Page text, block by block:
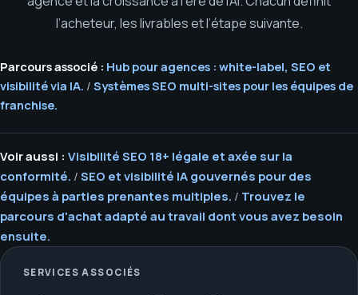
l’acheteur, les livrables et l’étape suivante.
Parcours associé : Hub pour agences : white-label, SEO et
visibilité via IA. / Systèmes SEO multi-sites pour les équipes de
franchise.
Voir aussi : Visibilité SEO 18+ légale et axée sur la
conformité. / SEO et visibilité IA gouvernés pour des
équipes à parties prenantes multiples. / Trouvez le
parcours d'achat adapté au travail dont vous avez besoin
ensuite.
SERVICES ASSOCIÉS